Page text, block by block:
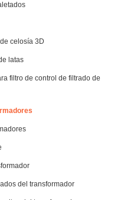
celosía 3D
latas
filtro de control de filtrado de
del transformador